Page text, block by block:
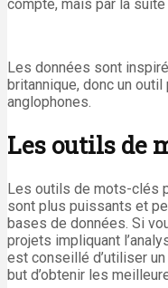
compte, mais par la
Les données sont
britannique, donc un
anglophones.
Les outils de
Les outils de mots-clés
sont plus puissants et
bases de données. Si
projets impliquant
est conseillé d’utiliser un
but d’obtenir les